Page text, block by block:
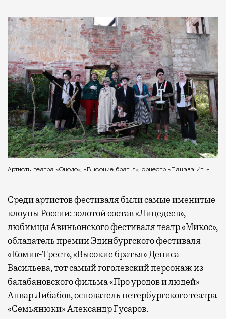
Артисты театра «Около», «Высокие братья», оркестр «Пакава Ить»
Среди артистов фестиваля были самые именитые
клоуны России: золотой состав «Лицедеев»,
любимцы Авиньонского фестиваля театр «Микос»,
обладатель премии Эдинбургского фестиваля
«Комик-Трест», «Высокие братья» Дениса
Васильева, тот самый гоголевский персонаж из
балабановского фильма «Про уродов и людей»
Анвар Либабов, основатель петербургского театра
«Семьянюки» Александр Гусаров.